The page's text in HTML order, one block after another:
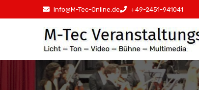
Inhalt
Info@M-Tec-Online.de +49-2451-941041